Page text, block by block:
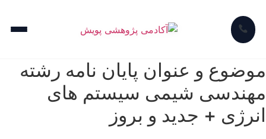
موضوع و عنوان پایان نامه رشته
مهندسی شیمی سیستم های
انرژی + جدید و بروز